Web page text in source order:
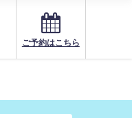
ご予約はこちら